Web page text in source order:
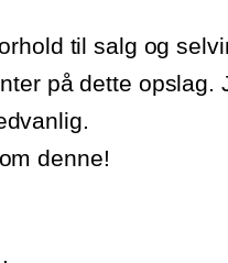
til salg og
på dette opslag.
denne!